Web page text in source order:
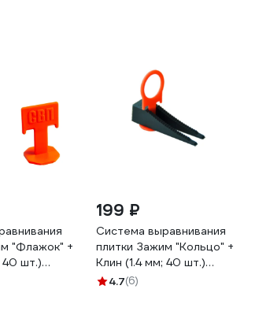
"Флажок" +
40 шт.)
199 ₽
Система выравнивания
плитки Зажим "Кольцо" +
Клин (1.4 мм; 40 шт.)
DECOR 449-4040
4.7(6)